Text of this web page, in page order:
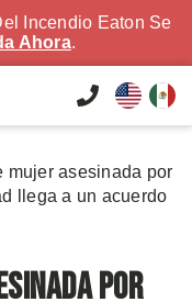
Incendio Eaton Se
Ahora.
mujer asesinada por
llega a un acuerdo
por